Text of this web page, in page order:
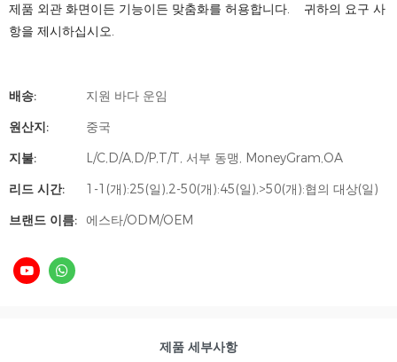
제품 외관 화면이든 기능이든 맞춤화를 허용합니다. 귀하의 요구 사
항을 제시하십시오.
배송:
지원 바다 운임
원산지:
중국
지불:
L/C,D/A,D/P,T/T, 서부 동맹, MoneyGram,OA
리드 시간:
1-1(개):25(일),2-50(개):45(일),>50(개):협의 대상(일)
브랜드 이름:
에스타/ODM/OEM
제품 세부사항